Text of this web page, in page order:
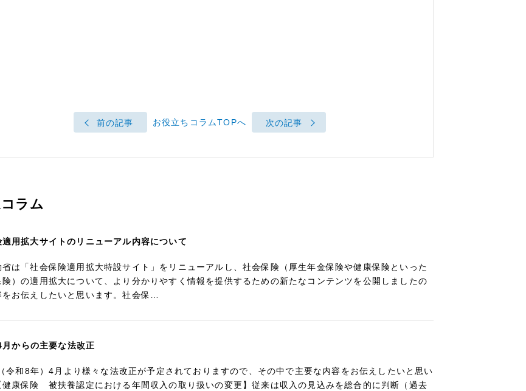
前の記事 お役立ちコラムTOPへ 次の記事
ラム
用拡大サイトのリニューアル内容について
省は「社会保険適用拡大特設サイト」をリニューアルし、社会保険（厚生年金保険や健康保険といった
険）の適用拡大について、より分かりやすく情報を提供するための新たなコンテンツを公開しましたの
をお伝えしたいと思います。社会保…
からの主要な法改正
令和8年）4月より様々な法改正が予定されておりますので、その中で主要な内容をお伝えしたいと思い
健康保険 被扶養認定における年間収入の取り扱いの変更】従来は収入の見込みを総合的に判断（過去